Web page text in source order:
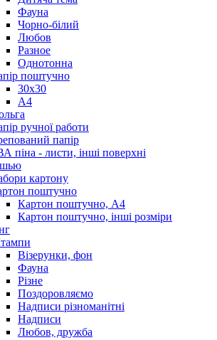
Фауна
Чорно-білий
Любов
Разное
Однотонна
поштучно
30х30
А4
ручної работи
папір
піна - листи, інші поверхні
картону
поштучно
Картон поштучно, А4
Картон поштучно, інші розміри
Візерунки, фон
Фауна
Різне
Поздоровляємо
Надписи різноманітні
Надписи
Любов, дружба